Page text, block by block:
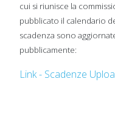
cui si riunisce la
pubblicato il calendario
scadenza sono
pubblicamente:
Link - Scadenze